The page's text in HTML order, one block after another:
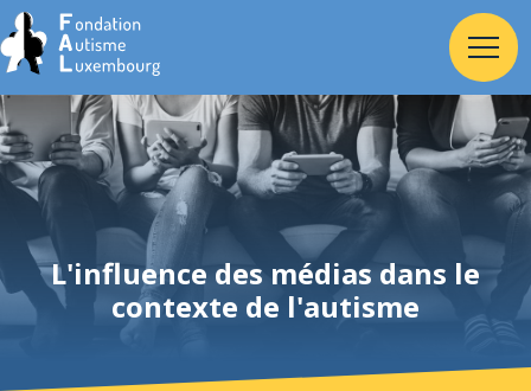
Accueil
Fondation
Services
L'influence des médias dans le
contexte de l'autisme